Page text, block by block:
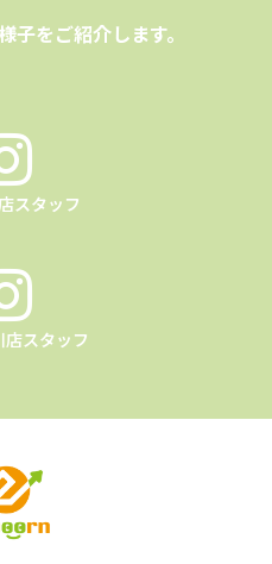
子をご紹介します。
スタッフ
スタッフ